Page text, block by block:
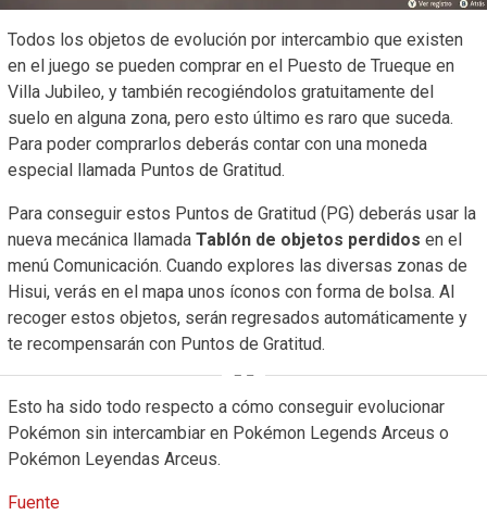
Todos los objetos de evolución por intercambio que existen
en el juego se pueden comprar en el Puesto de Trueque en
Villa Jubileo, y también recogiéndolos gratuitamente del
suelo en alguna zona, pero esto último es raro que suceda.
Para poder comprarlos deberás contar con una moneda
especial llamada Puntos de Gratitud.
Para conseguir estos Puntos de Gratitud (PG) deberás usar la
nueva mecánica llamada Tablón de objetos perdidos en el
menú Comunicación. Cuando explores las diversas zonas de
Hisui, verás en el mapa unos íconos con forma de bolsa. Al
recoger estos objetos, serán regresados automáticamente y
te recompensarán con Puntos de Gratitud.
Esto ha sido todo respecto a cómo conseguir evolucionar
Pokémon sin intercambiar en Pokémon Legends Arceus o
Pokémon Leyendas Arceus.
Fuente